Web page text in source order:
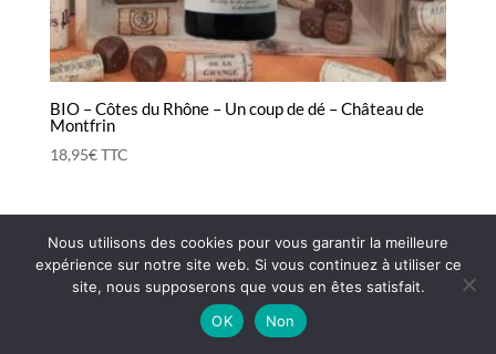
BIO – Côtes du Rhône – Un coup de dé – Château de
Montfrin
18,95€TTC
CGV Mentions légales
Contact
LIVRAISON OFFERTE dès 85€ d’achats
Nous utilisons des cookies pour vous garantir la meilleure
expérience sur notre site web. Si vous continuez à utiliser ce
site, nous supposerons que vous en êtes satisfait.
OK
Non